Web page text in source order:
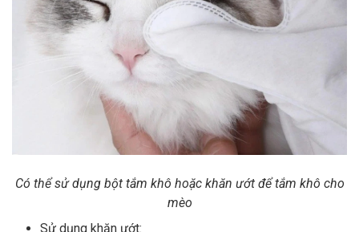
Có thể sử dụng bột tắm khô hoặc khăn ướt để tắm khô cho
mèo
Sử dụng khăn ướt: